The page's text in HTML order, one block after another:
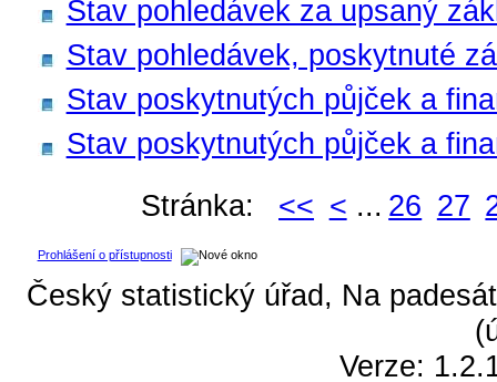
Stav pohledávek za upsaný
Stav pohledávek, poskytnuté
Stav poskytnutých půjček a
Stav poskytnutých půjček a
Stránka:
<< < ... 26 27
Prohlášení o přístupnosti
Český statistický úřad, Na
Verze: